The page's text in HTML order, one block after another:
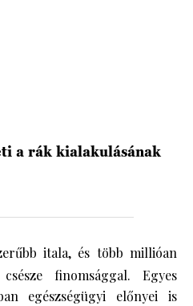
a rák kialakulásának
itala, és több millióan
finomsággal. Egyes
egészségügyi előnyei is